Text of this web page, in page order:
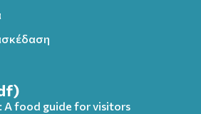
A food guide for visitors